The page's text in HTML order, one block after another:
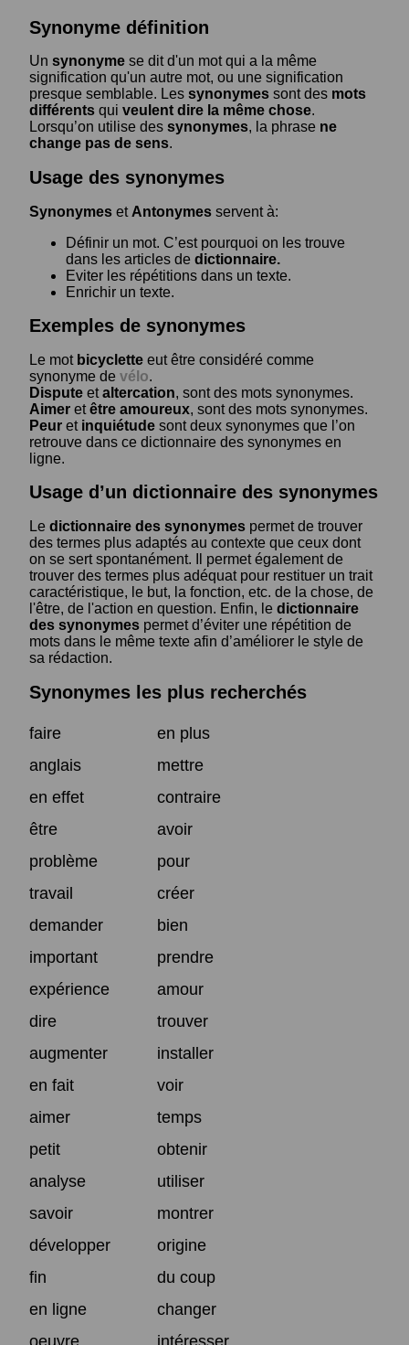
Synonyme définition
Un synonyme se dit d'un mot qui a la même
signification qu'un autre mot, ou une signification
presque semblable. Les synonymes sont des mots
différents qui veulent dire la même chose.
Lorsqu’on utilise des synonymes, la phrase ne
change pas de sens.
Usage des synonymes
Synonymes et Antonymes servent à:
Définir un mot. C’est pourquoi on les trouve
dans les articles de dictionnaire.
Eviter les répétitions dans un texte.
Enrichir un texte.
Exemples de synonymes
Le mot bicyclette eut être considéré comme
synonyme de vélo.
Dispute etaltercation, sont des mots synonymes.
Aimer etêtre amoureux, sont des mots synonymes.
Peur et inquiétude sont deux synonymes que l’on
retrouve dans ce dictionnaire des synonymes en
ligne.
Usage d’un dictionnaire des synonymes
Le dictionnaire des synonymes permet de trouver
des termes plus adaptés au contexte que ceux dont
on se sert spontanément. Il permet également de
trouver des termes plus adéquat pour restituer un trait
caractéristique, le but, la fonction, etc. de la chose, de
l'être, de l'action en question. Enfin, le dictionnaire
des synonymes permet d’éviter une répétition de
mots dans le même texte afin d’améliorer le style de
sa rédaction.
Synonymes les plus recherchés
faire
en plus
anglais
mettre
en effet
contraire
être
avoir
problème
pour
travail
créer
demander
bien
important
prendre
expérience
amour
dire
trouver
augmenter
installer
en fait
voir
aimer
temps
petit
obtenir
analyse
utiliser
savoir
montrer
développer
origine
fin
du coup
en ligne
changer